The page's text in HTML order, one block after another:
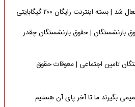
اینترنت رایگان ۲۰۰ گیگابایتی
بازنشستگان | حقوق بازنشستگان چقدر
تامین اجتماعی | معوقات حقوق
بگیرند ما تا آخر پای آن هستیم